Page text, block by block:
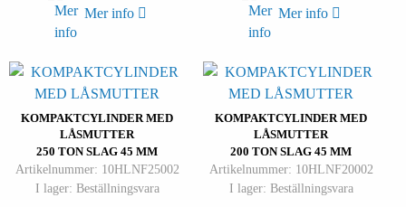
Mer info Mer info
KOMPAKTCYLINDER MED
LÅSMUTTER
250 TON SLAG 45 MM
Artikelnummer: 10HLNF25002
I lager: Beställningsvara
KOMPAKTCYLINDER MED
LÅSMUTTER
200 TON SLAG 45 MM
Artikelnummer: 10HLNF20002
I lager: Beställningsvara